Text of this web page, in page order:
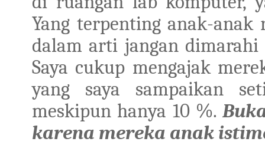
Yang terpenting anak-
dalam arti jangan
Saya cukup mengajak
yang saya sampaikan
meskipun hanya 10 %.
karena mereka anak